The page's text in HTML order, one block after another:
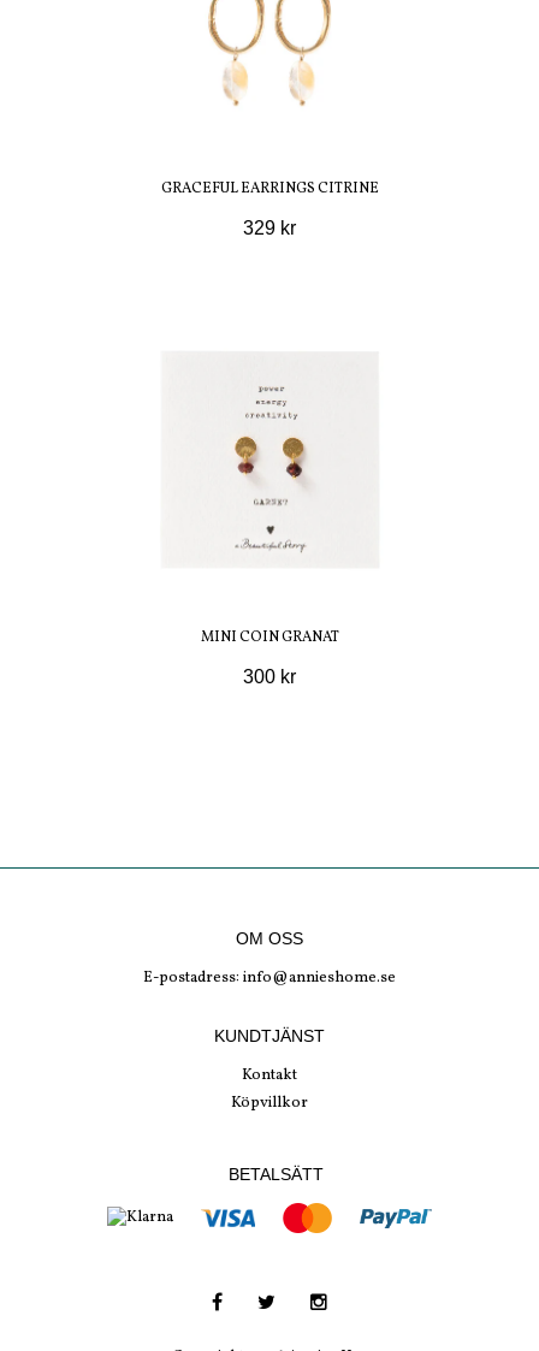
GRACEFUL EARRINGS CITRINE
329 kr
MINI COIN GRANAT
300 kr
OM OSS
E-postadress: info@annieshome.se
KUNDTJÄNST
Kontakt
Köpvillkor
BETALSÄTT